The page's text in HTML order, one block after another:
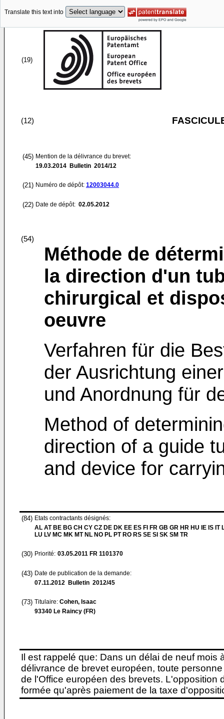
Translate this text into
(19)
(12)
(45) Mention de la délivrance du brevet:
19.03.2014 Bulletin 2014/12
(21) Numéro de dépôt: 12003044.0
(22) Date de dépôt: 02.05.2012
(54)
Méthode de
la direction d'un
chirurgical et
oeuvre
Verfahren für die
der Ausrichtung
und Anordnung für
Method of
direction of a guide
and device for
(84) Etats contractants désignés:
AL AT BE BG CH CY CZ DE DK EE ES FI FR GB GR HR HU IE IS IT
LU LV MC MK MT NL NO PL PT RO RS SE SI SK SM TR
(30) Priorité: 03.05.2011 FR 1101370
(43) Date de publication de la demande:
07.11.2012 Bulletin 2012/45
(73) Titulaire: Cohen, Isaac
93340 Le Raincy (FR)
Il est rappelé que: Dans un délai de neuf
délivrance de brevet européen, toute
de l'Office européen des brevets. L'opposition
formée qu'après paiement de la taxe